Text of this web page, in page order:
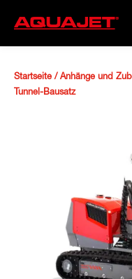
Startseite / Anhänge und
Tunnel-Bausatz